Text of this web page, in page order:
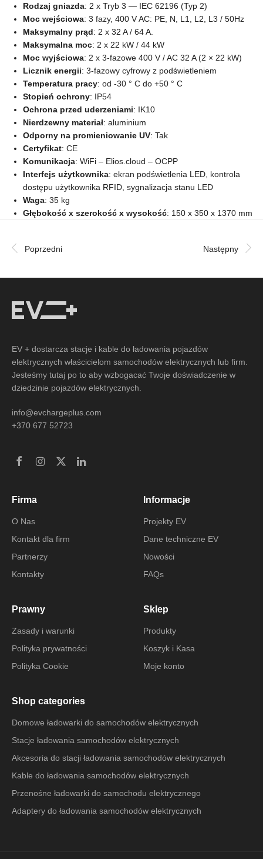
Rodzaj gniazda: 2 x Tryb 3 — IEC 62196 (Typ 2)
Moc wejściowa: 3 fazy, 400 V AC: PE, N, L1, L2, L3 / 50Hz
Maksymalny prąd: 2 x 32 A / 64 A.
Maksymalna moc: 2 x 22 kW / 44 kW
Moc wyjściowa: 2 x 3-fazowe 400 V / AC 32 A (2 × 22 kW)
Licznik energii: 3-fazowy cyfrowy z podświetleniem
Temperatura pracy: od -30 ° C do +50 ° C
Stopień ochrony: IP54
Ochrona przed uderzeniami: IK10
Nierdzewny materiał: aluminium
Odporny na promieniowanie UV: Tak
Certyfikat: CE
Komunikacja: WiFi – Elios.cloud – OCPP
Interfejs użytkownika: ekran podświetlenia LED, kontrola
dostępu użytkownika RFID, sygnalizacja stanu LED
Waga: 35 kg
Głębokość x szerokość x wysokość: 150 x 350 x 1370 mm
Poprzedni Następny
EV + dostarcza stacje i kable do ładowania pojazdów
elektrycznych właścicielom samochodów elektrycznych lub firm.
Jesteśmy tutaj po to aby wzbogacać Twoje doświadczenie w
dziedzinie pojazdów elektrycznych.
info@evchargeplus.com
+370 677 52723
Firma
O Nas
Kontakt dla firm
Partnerzy
Kontakty
Informacje
Projekty EV
Dane techniczne EV
Nowości
FAQs
Prawny
Zasady i warunki
Polityka prywatności
Polityka Cookie
Sklep
Produkty
Koszyk i Kasa
Moje konto
Shop categories
Domowe ładowarki do samochodów elektrycznych
Stacje ładowania samochodów elektrycznych
Akcesoria do stacji ładowania samochodów elektrycznych
Kable do ładowania samochodów elektrycznych
Przenośne ładowarki do samochodu elektrycznego
Adaptery do ładowania samochodów elektrycznych